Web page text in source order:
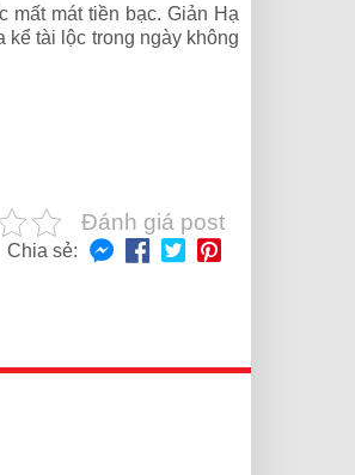
mất mát tiền bạc. Giản Hạ
tài lộc trong ngày không
Đánh giá post
Chia sẻ: